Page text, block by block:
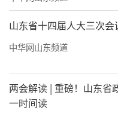
山东省十四届人大三次
中华网山东频道
两会解读 | 重磅！山东省
一时间读